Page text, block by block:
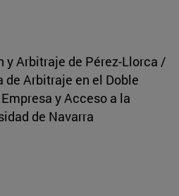
y Arbitraje de Pérez-Llorca /
de Arbitraje en el Doble
y Acceso a la
de Navarra